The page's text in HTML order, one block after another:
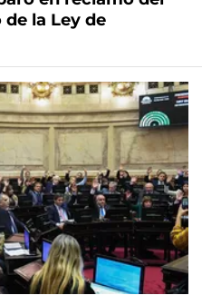
la Ley de